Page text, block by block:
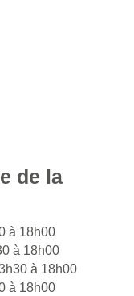
de la
à 18h00
à 18h00
à 18h00
à 18h00